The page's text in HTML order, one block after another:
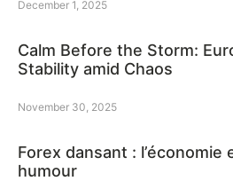
December 1, 2025
Calm Before the Storm:
Stability amid Chaos
November 30, 2025
Forex dansant :
humour